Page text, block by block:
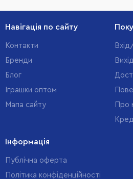
Навігація по сайту
Контакти
Бренди
Блог
Іграшки оптом
Мапа сайту
Вихід
Про
Інформація
Публічна оферта
Політика конфіденційності